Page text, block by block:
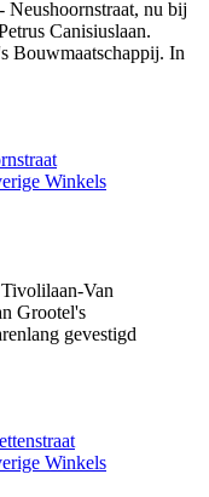
nu bij
Canisiuslaan.
Bouwmaatschappij. In
Winkels
Van
Grootel's
gevestigd
Winkels